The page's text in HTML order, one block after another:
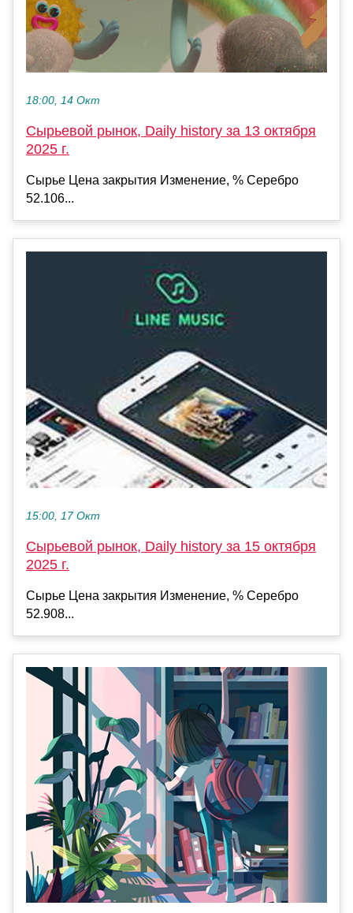
18:00, 14 Окт
Сырьевой рынок, Daily history за 13 октября
2025 г.
Сырье Цена закрытия Изменение, % Серебро
52.106...
15:00, 17 Окт
Сырьевой рынок, Daily history за 15 октября
2025 г.
Сырье Цена закрытия Изменение, % Серебро
52.908...